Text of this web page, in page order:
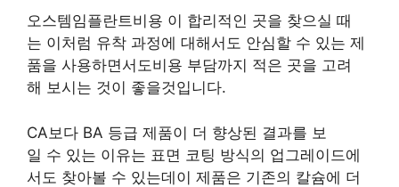
오스템임플란트비용 이 합리적인 곳을 찾으실 때
는 이처럼 유착 과정에 대해서도 안심할 수 있는 제
품을 사용하면서도비용 부담까지 적은 곳을 고려
해 보시는 것이 좋을것입니다.
CA보다 BA 등급 제품이 더 향상된 결과를 보
일 수 있는 이유는 표면 코팅 방식의 업그레이드에
서도 찾아볼 수 있는데이 제품은 기존의 칼슘에 더